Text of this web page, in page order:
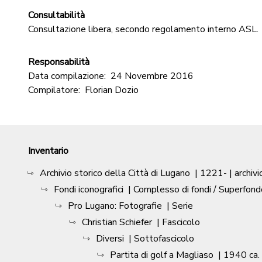
Consultabilità
Consultazione libera, secondo regolamento interno ASL.
Responsabilità
Data compilazione: 24 Novembre 2016
Compilatore: Florian Dozio
Inventario
Archivio storico della Città di Lugano | 1221- |
Fondi iconografici | Complesso di fondi /
Pro Lugano: Fotografie | Serie
Christian Schiefer | Fascicolo
Diversi | Sottofascicolo
Partita di golf a Magliaso | 1940 ca.